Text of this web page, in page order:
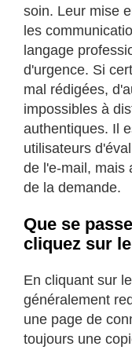
soin. Leur mise
les
langage
d'urgence. Si
mal rédigées,
impossibles à
authentiques. Il
utilisateurs
de l'e-mail, mais
de la demande.
Que se
cliquez sur
En cliquant sur
généralement
une page de
toujours une